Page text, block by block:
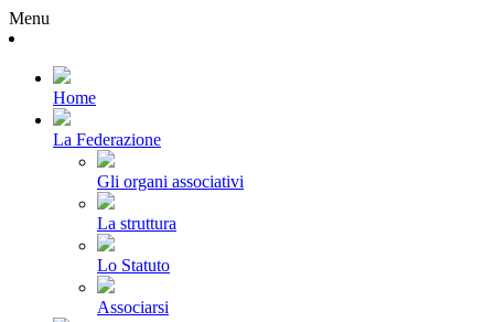
Menu
Home
La Federazione
Gli organi associativi
La struttura
Lo Statuto
Associarsi